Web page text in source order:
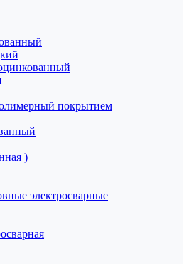
покрытием
)
электросварные